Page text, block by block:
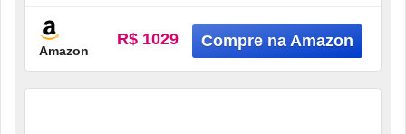
Amazon
R$ 1029